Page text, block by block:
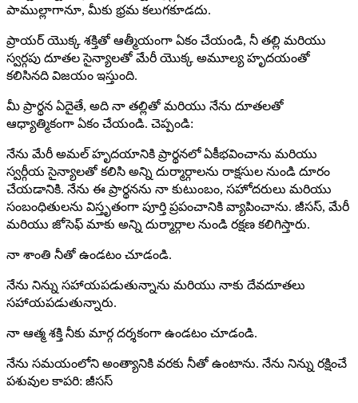
పాముల్లాగానూ, మీకు భ్రమ కలుగకూడదు.
ప్రాయర్ యొక్క శక్తితో ఆత్మీయంగా ఏకం చేయండి, నీ తల్లి మరియు
స్వర్గపు దూతల సైన్యాలతో మేరీ యొక్క అమూల్య హృదయంతో
కలిసినది విజయం ఇస్తుంది.
మీ ప్రార్థన ఏదైతే, అది నా తల్లితో మరియు నేను దూతలతో
ఆధ్యాత్మికంగా ఏకం చేయండి. చెప్పండి:
నేను మేరీ అమల్ హృదయానికి ప్రార్థనలో ఏకీభవించాను మరియు
స్వర్గీయ సైన్యాలతో కలిసి అన్ని దుర్మార్గాలను రాక్షసుల నుండి దూరం
చేయడానికి. నేను ఈ ప్రార్థనను నా కుటుంబం, సహోదరులు మరియు
సంబంధితులను విస్తృతంగా పూర్తి ప్రపంచానికి వ్యాపించాను. జీసస్, మేరీ
మరియు జోసెఫ్ మాకు అన్ని దుర్మార్గాల నుండి రక్షణ కలిగిస్తారు.
నా శాంతి నీతో ఉండటం చూడండి.
నేను నిన్ను సహాయపడుతున్నాను మరియు నాకు దేవదూతలు
సహాయపడుతున్నారు.
నా ఆత్మ శక్తి నీకు మార్గ దర్శకంగా ఉండటం చూడండి.
నేను సమయంలోని అంత్యానికి వరకు నీతో ఉంటాను. నేను నిన్ను రక్షించే
పశువుల కాపరి: జీసస్